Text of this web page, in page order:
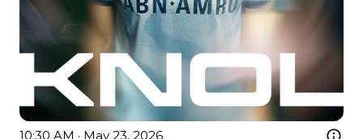
10:30 AM · May 23, 2026